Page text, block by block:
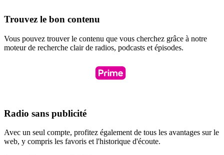
Trouvez le bon contenu
Vous pouvez trouver le contenu que vous cherchez grâce à notre
moteur de recherche clair de radios, podcasts et épisodes.
Radio sans publicité
Avec un seul compte, profitez également de tous les avantages sur le
web, y compris les favoris et l'historique d'écoute.